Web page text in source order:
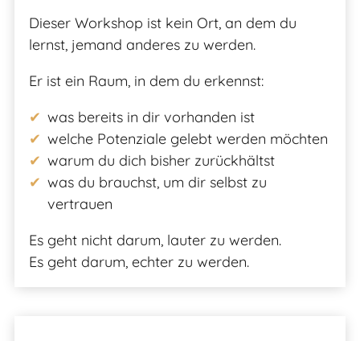
Dieser Workshop ist kein Ort, an dem du
lernst, jemand anderes zu werden.
Er ist ein Raum, in dem du erkennst:
was bereits in dir vorhanden ist
welche Potenziale gelebt werden möchten
warum du dich bisher zurückhältst
was du brauchst, um dir selbst zu
vertrauen
Es geht nicht darum, lauter zu werden.
Es geht darum, echter zu werden.